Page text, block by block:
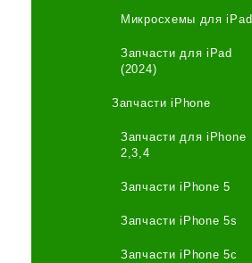
Микросхемы для iPad
Запчасти для iPad
(2024)
Запчасти iPhone
Запчасти для iPhone
2,3,4
Запчасти iPhone 5
Запчасти iPhone 5s
Запчасти iPhone 5c